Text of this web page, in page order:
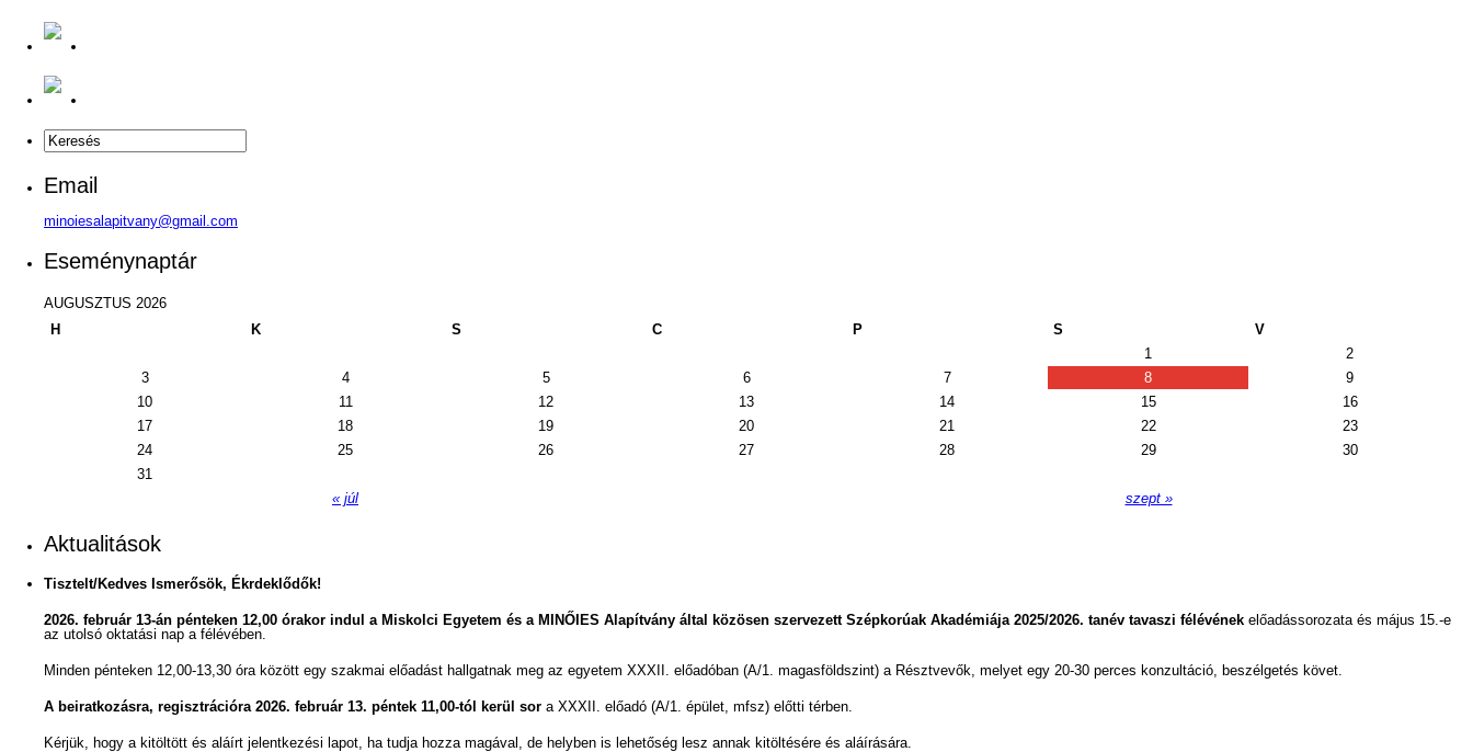
Email
minoiesalapitvany@gmail.com
Eseménynaptár
AUGUSZTUS 2026
H
K S C P S V
« júl szept »
1
2
3
4 5 6 7 8
9
10
11 12 13 14 15
16
17
18 19 20 21 22
23
24
25 26 27 28 29
30
31
Aktualitások
Tisztelt/Kedves Ismerősök, Ékrdeklődők!
2026. február 13-án pénteken 12,00 órakor indul a Miskolci Egyetem és a MINŐIES Alapítvány által közösen szervezett Szépkorúak Akadémiája 2025/2026. tanév tavaszi félévének előadássorozata és május 15.-e
az utolsó oktatási nap a félévében.
Minden pénteken 12,00-13,30 óra között egy szakmai előadást hallgatnak meg az egyetem XXXII. előadóban (A/1. magasföldszint) a Résztvevők, melyet egy 20-30 perces konzultáció, beszélgetés követ.
A beiratkozásra, regisztrációra 2026. február 13. péntek 11,00-tól kerül sor a XXXII. előadó (A/1. épület, mfsz) előtti térben.
Kérjük, hogy a kitöltött és aláírt jelentkezési lapot, ha tudja hozza magával, de helyben is lehetőség lesz annak kitöltésére és aláírására.